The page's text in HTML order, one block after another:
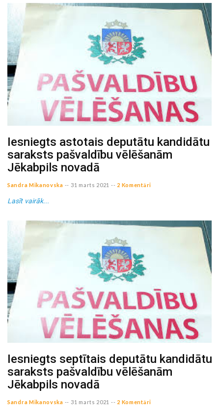
Iesniegts astotais deputātu kandidātu
saraksts pašvaldību vēlēšanām
Jēkabpils novadā
Sandra Mikanovska -- 31 marts 2021 -- 2 Komentāri
Lasīt vairāk...
Iesniegts septītais deputātu kandidātu
saraksts pašvaldību vēlēšanām
Jēkabpils novadā
Sandra Mikanovska -- 31 marts 2021 -- 2 Komentāri